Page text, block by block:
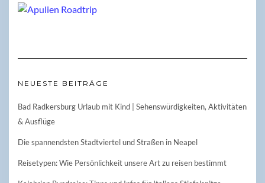
NEUESTE BEITRÄGE
Bad Radkersburg Urlaub mit Kind | Sehenswürdigkeiten, Aktivitäten
& Ausflüge
Die spannendsten Stadtviertel und Straßen in Neapel
Reisetypen: Wie Persönlichkeit unsere Art zu reisen bestimmt